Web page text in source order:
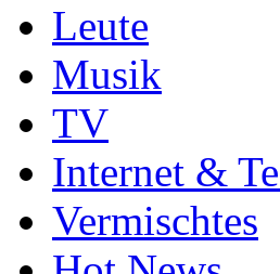
Leute
Musik
TV
Internet &
Vermischtes